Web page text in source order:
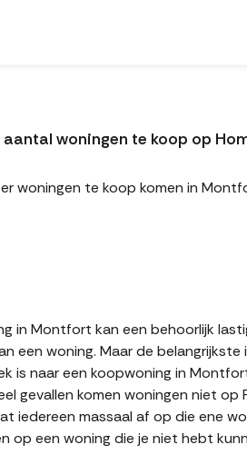
woningen te koop op
woningen te koop komen in
in Montfort kan een behoorlijk
een woning. Maar de
is naar een koopwoning in
gevallen komen woningen niet
iedereen massaal af op die ene
op een woning die je niet hebt